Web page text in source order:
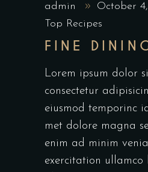
admin
October
Top Recipes
FINE
Lorem ipsum dolor
consectetur
eiusmod temporinc
met dolore magna
enim ad minim
exercitation